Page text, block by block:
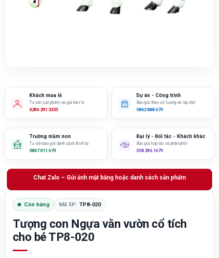
Khách mua lẻ
Tư vấn sản phẩm và giá bán lẻ
0246 291 3335
Dự án - Công trình
Báo giá theo số lượng và lắp đặt
0862 888 679
Trường mầm non
Tư vấn báo giá danh sách thiết bị
0867 011 679
Đại lý - Đối tác - Khách khác
Báo giá hợp tác và phân phối
038 246 1679
Chat Zalo – Gửi ảnh mặt bằng hoặc danh sách sản phẩm
Còn hàng Mã SP: TP8-020
Tượng con Ngựa vằn vườn cổ tích
cho bé TP8-020